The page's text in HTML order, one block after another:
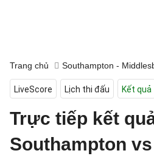
Trang chủ Southampton -
LiveScore Lịch thi đấu Kết quả
Trực tiếp kết
Southampton vs